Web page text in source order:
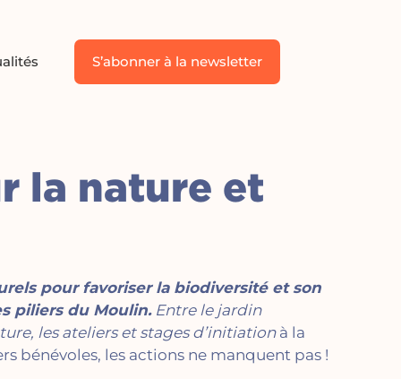
S’abonner à la newsletter
la nature et
pour favoriser la biodiversité et son
piliers du Moulin. Entre le jardin
les ateliers et stages d’initiation à la
bénévoles, les actions ne manquent pas !